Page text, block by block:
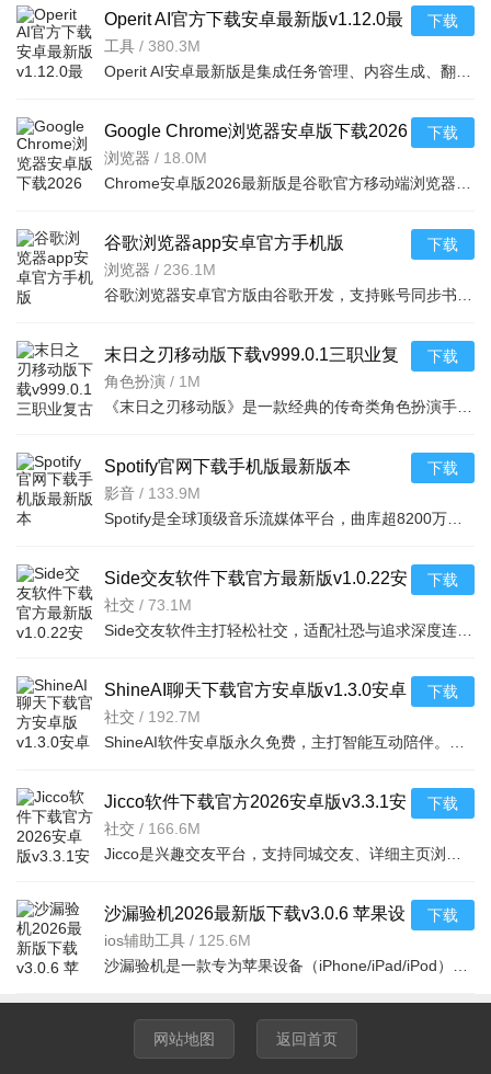
Operit AI官方下载安卓最新版v1.12.0最
新版
工具 / 380.3M
下载
Google Chrome浏览器安卓版下载2026
最新版浏览器v151.0.7922.6官方版
浏览器 / 18.0M
下载
谷歌浏览器app安卓官方手机版
v151.0.7922.6安卓版
浏览器 / 236.1M
下载
末日之刃移动版下载v999.0.1三职业复
古传奇手游
角色扮演 / 1M
下载
Spotify官网下载手机版最新版本
v9.1.64.1676安卓版
影音 / 133.9M
下载
Side交友软件下载官方最新版v1.0.22安
卓最新版
社交 / 73.1M
下载
ShineAI聊天下载官方安卓版v1.3.0安卓
最新版
社交 / 192.7M
下载
Jicco软件下载官方2026安卓版v3.3.1安
卓最新版
社交 / 166.6M
下载
沙漏验机2026最新版下载v3.0.6 苹果设
备验机工具
ios辅助工具 / 125.6M
下载
网站地图 返回首页